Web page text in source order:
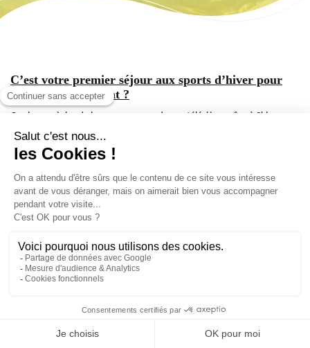
C’est votre premier séjour aux sports d’hiver pour
vous ou votre enfant ?
Quelques règles de bases pour prendre un télésiège grâce à Skizzz :
https://www.youtube.com/watch?
v=oz1rl2hEL8g&list=PL13IqbhoJjxdTuvCMgdNk8xTYncAiHmHP
1 - La préparation à l’embarquement sur un télésiège
3 - La position à avoir pendant le transport sur un télésiège